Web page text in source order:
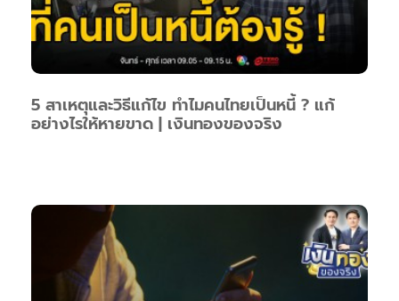
5 สาเหตุและวิธีแก้ไข ทำไมคนไทยเป็นหนี้ ? แก้
อย่างไรให้หายขาด | เงินทองของจริง